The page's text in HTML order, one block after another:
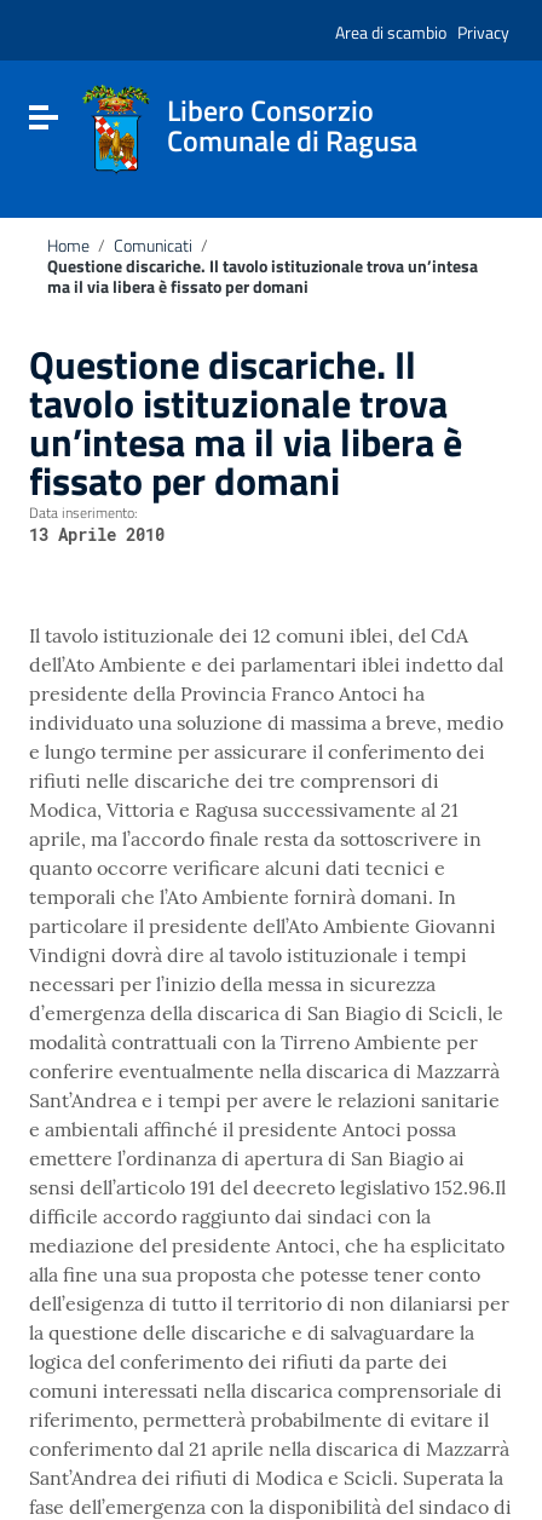
sito
include
Vai al footer
Area di scambio Privacy
Attiva / disattiva la navigazione
Libero Consorzio
Comunale di Ragusa
Home / Comunicati /
Questione discariche. Il tavolo istituzionale trova un’intesa
ma il via libera è fissato per domani
Questione discariche. Il
tavolo istituzionale trova
un’intesa ma il via libera è
fissato per domani
Data inserimento:
13 Aprile 2010
Il tavolo istituzionale dei 12 comuni iblei, del CdA
dell’Ato Ambiente e dei parlamentari iblei indetto dal
presidente della Provincia Franco Antoci ha
individuato una soluzione di massima a breve, medio
e lungo termine per assicurare il conferimento dei
rifiuti nelle discariche dei tre comprensori di
Modica, Vittoria e Ragusa successivamente al 21
aprile, ma l’accordo finale resta da sottoscrivere in
quanto occorre verificare alcuni dati tecnici e
temporali che l’Ato Ambiente fornirà domani. In
particolare il presidente dell’Ato Ambiente Giovanni
Vindigni dovrà dire al tavolo istituzionale i tempi
necessari per l’inizio della messa in sicurezza
d’emergenza della discarica di San Biagio di Scicli, le
modalità contrattuali con la Tirreno Ambiente per
conferire eventualmente nella discarica di Mazzarrà
Sant’Andrea e i tempi per avere le relazioni sanitarie
e ambientali affinché il presidente Antoci possa
emettere l’ordinanza di apertura di San Biagio ai
sensi dell’articolo 191 del deecreto legislativo 152.96.Il
difficile accordo raggiunto dai sindaci con la
mediazione del presidente Antoci, che ha esplicitato
alla fine una sua proposta che potesse tener conto
dell’esigenza di tutto il territorio di non dilaniarsi per
la questione delle discariche e di salvaguardare la
logica del conferimento dei rifiuti da parte dei
comuni interessati nella discarica comprensoriale di
riferimento, permetterà probabilmente di evitare il
conferimento dal 21 aprile nella discarica di Mazzarrà
Sant’Andrea dei rifiuti di Modica e Scicli. Superata la
fase dell’emergenza con la disponibilità del sindaco di